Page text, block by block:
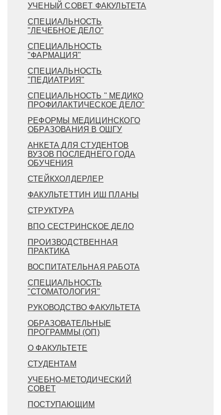
УЧЕНЫЙ СОВЕТ ФАКУЛЬТЕТА
СПЕЦИАЛЬНОСТЬ
"ЛЕЧЕБНОЕ ДЕЛО"
СПЕЦИАЛЬНОСТЬ
"ФАРМАЦИЯ"
СПЕЦИАЛЬНОСТЬ
"ПЕДИАТРИЯ"
СПЕЦИАЛЬНОСТЬ " МЕДИКО
ПРОФИЛАКТИЧЕСКОЕ ДЕЛО"
РЕФОРМЫ МЕДИЦИНСКОГО
ОБРАЗОВАНИЯ В ОШГУ
АНКЕТА ДЛЯ СТУДЕНТОВ
ВУЗОВ ПОСЛЕДНЕГО ГОДА
ОБУЧЕНИЯ
СТЕЙКХОЛДЕРЛЕР
ФАКУЛЬТЕТТИН ИШ ПЛАНЫ
СТРУКТУРА
ВПО СЕСТРИНСКОЕ ДЕЛО
ПРОИЗВОДСТВЕННАЯ
ПРАКТИКА
ВОСПИТАТЕЛЬНАЯ РАБОТА
СПЕЦИАЛЬНОСТЬ
"СТОМАТОЛОГИЯ"
РУКОВОДСТВО ФАКУЛЬТЕТА
ОБРАЗОВАТЕЛЬНЫЕ
ПРОГРАММЫ (ОП)
О ФАКУЛЬТЕТЕ
СТУДЕНТАМ
УЧЕБНО-МЕТОДИЧЕСКИЙ
СОВЕТ
ПОСТУПАЮЩИМ